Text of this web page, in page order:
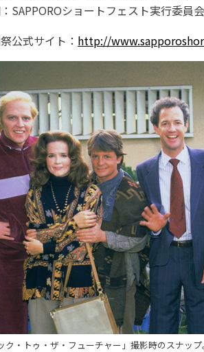
：SAPPOROショートフェスト実行委員
公式サイト： http://
ク・トゥ・ザ・フューチャー」撮影時のスナッ